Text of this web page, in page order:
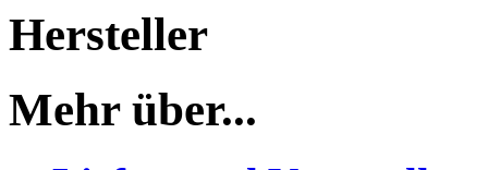
Hersteller
Mehr über...